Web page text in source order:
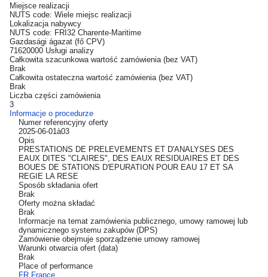
Miejsce realizacji
NUTS code: Wiele miejsc realizacji
Lokalizacja nabywcy
NUTS code: FRI32 Charente-Maritime
Gazdasági ágazat (fő CPV)
71620000 Usługi analizy
Całkowita szacunkowa wartość zamówienia (bez VAT)
Brak
Całkowita ostateczna wartość zamówienia (bez VAT)
Brak
Liczba części zamówienia
3
Informacje o procedurze
Numer referencyjny oferty
2025-06-01à03
Opis
PRESTATIONS DE PRELEVEMENTS ET D'ANALYSES DES
EAUX DITES "CLAIRES", DES EAUX RESIDUAIRES ET DES
BOUES DE STATIONS D'EPURATION POUR EAU 17 ET SA
REGIE LA RESE
Sposób składania ofert
Brak
Oferty można składać
Brak
Informacje na temat zamówienia publicznego, umowy ramowej lub
dynamicznego systemu zakupów (DPS)
Zamówienie obejmuje sporządzenie umowy ramowej
Warunki otwarcia ofert (data)
Brak
Place of performance
FR France